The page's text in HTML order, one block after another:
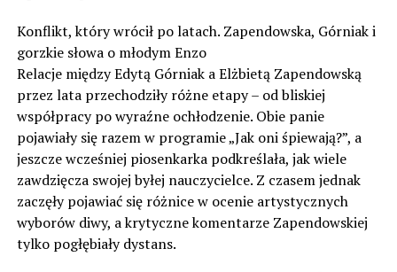
Konflikt, który wrócił po latach. Zapendowska, Górniak i
gorzkie słowa o młodym Enzo
Relacje między Edytą Górniak a Elżbietą Zapendowską
przez lata przechodziły różne etapy – od bliskiej
współpracy po wyraźne ochłodzenie. Obie panie
pojawiały się razem w programie „Jak oni śpiewają?”, a
jeszcze wcześniej piosenkarka podkreślała, jak wiele
zawdzięcza swojej byłej nauczycielce. Z czasem jednak
zaczęły pojawiać się różnice w ocenie artystycznych
wyborów diwy, a krytyczne komentarze Zapendowskiej
tylko pogłębiały dystans.